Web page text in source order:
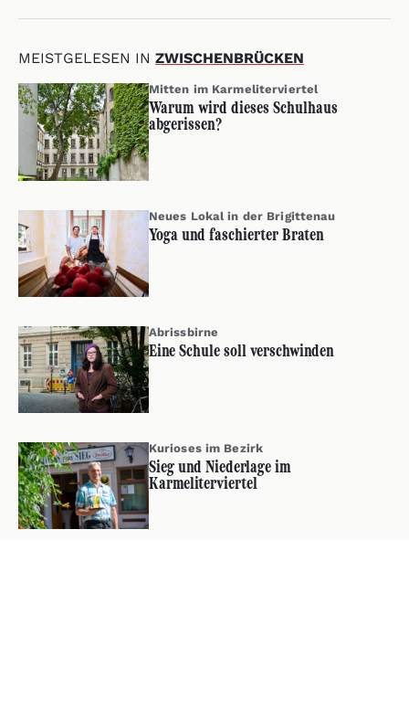
MEISTGELESEN IN ZWISCHENBRÜCKEN
Mitten im Karmeliterviertel
Warum wird dieses Schulhaus
abgerissen?
Neues Lokal in der Brigittenau
Yoga und faschierter Braten
Abrissbirne
Eine Schule soll verschwinden
Kurioses im Bezirk
Sieg und Niederlage im
Karmeliterviertel